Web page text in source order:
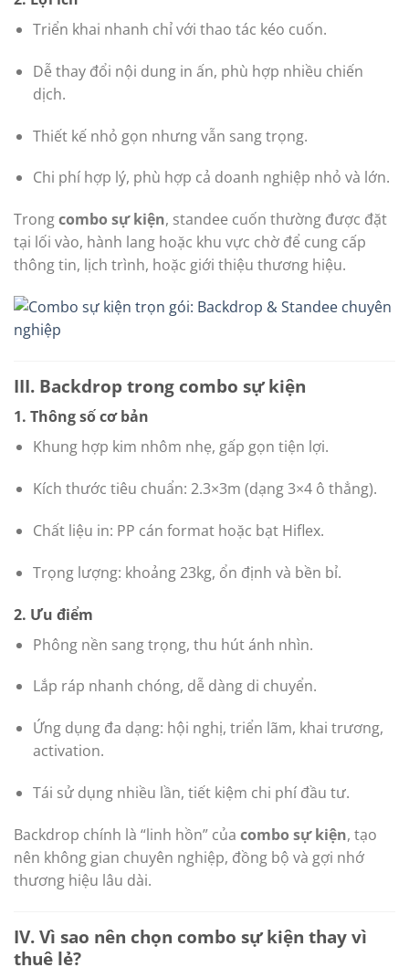
Triển khai nhanh chỉ với thao tác kéo cuốn.
Dễ thay đổi nội dung in ấn, phù hợp nhiều chiến
dịch.
Thiết kế nhỏ gọn nhưng vẫn sang trọng.
Chi phí hợp lý, phù hợp cả doanh nghiệp nhỏ và lớn.
Trongcombo sự kiện, standee cuốn thường được đặt
tại lối vào, hành lang hoặc khu vực chờ để cung cấp
thông tin, lịch trình, hoặc giới thiệu thương hiệu.
III. Backdrop trong combo sự kiện
1. Thông số cơ bản
Khung hợp kim nhôm nhẹ, gấp gọn tiện lợi.
Kích thước tiêu chuẩn: 2.3×3m (dạng 3×4 ô thẳng).
Chất liệu in: PP cán format hoặc bạt Hiflex.
Trọng lượng: khoảng 23kg, ổn định và bền bỉ.
2. Ưu điểm
Phông nền sang trọng, thu hút ánh nhìn.
Lắp ráp nhanh chóng, dễ dàng di chuyển.
Ứng dụng đa dạng: hội nghị, triển lãm, khai trương,
activation.
Tái sử dụng nhiều lần, tiết kiệm chi phí đầu tư.
Backdrop chính là “linh hồn” của combo sự kiện, tạo
nên không gian chuyên nghiệp, đồng bộ và gợi nhớ
thương hiệu lâu dài.
IV. Vì sao nên chọn combo sự kiện thay vì
thuê lẻ?